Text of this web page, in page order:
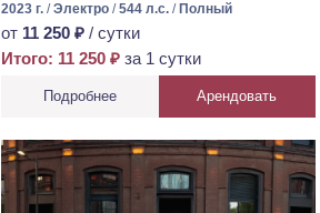
2023 г. /Электро /544 л.с. / Полный
от 11 250 ₽ / сутки
Итого: 11 250 ₽ за 1 сутки
Подробнее Арендовать